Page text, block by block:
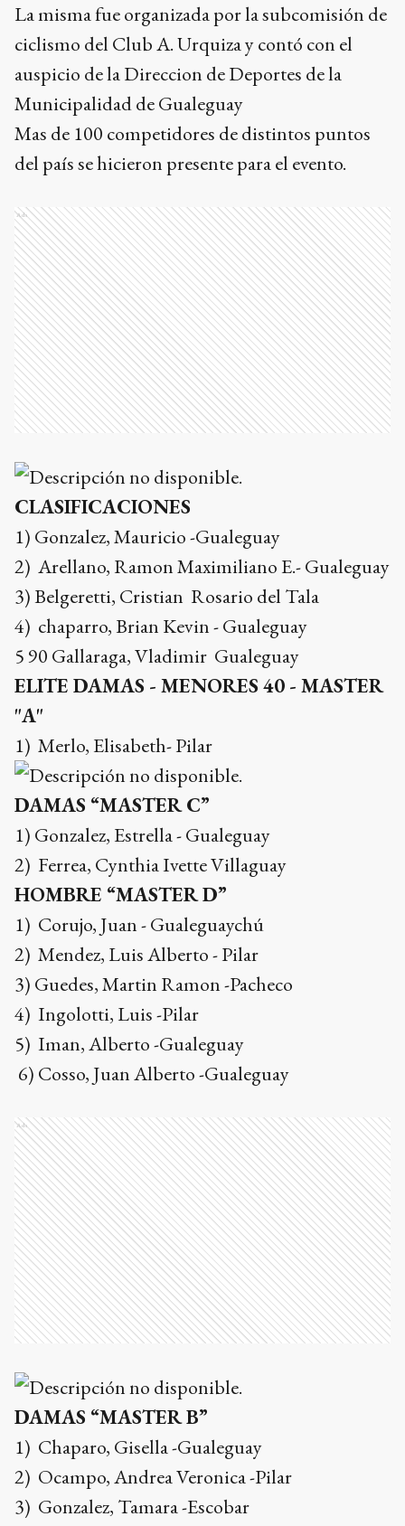
La misma fue organizada por la subcomisión de
ciclismo del Club A. Urquiza y contó con el
auspicio de la Direccion de Deportes de la
Municipalidad de Gualeguay
Mas de 100 competidores de distintos puntos
del país se hicieron presente para el evento.
Ads
CLASIFICACIONES
1) Gonzalez, Mauricio -Gualeguay
2) Arellano, Ramon Maximiliano E.- Gualeguay
3) Belgeretti, Cristian Rosario del Tala
4) chaparro, Brian Kevin - Gualeguay
5 90 Gallaraga, Vladimir Gualeguay
ELITE DAMAS - MENORES 40 - MASTER
"A"
1) Merlo, Elisabeth- Pilar
DAMAS “MASTER C”
1) Gonzalez, Estrella - Gualeguay
2) Ferrea, Cynthia Ivette Villaguay
HOMBRE “MASTER D”
1) Corujo, Juan - Gualeguaychú
2) Mendez, Luis Alberto - Pilar
3) Guedes, Martin Ramon -Pacheco
4) Ingolotti, Luis -Pilar
5) Iman, Alberto -Gualeguay
6) Cosso, Juan Alberto -Gualeguay
Ads
DAMAS “MASTER B”
1) Chaparo, Gisella -Gualeguay
2) Ocampo, Andrea Veronica -Pilar
3) Gonzalez, Tamara -Escobar